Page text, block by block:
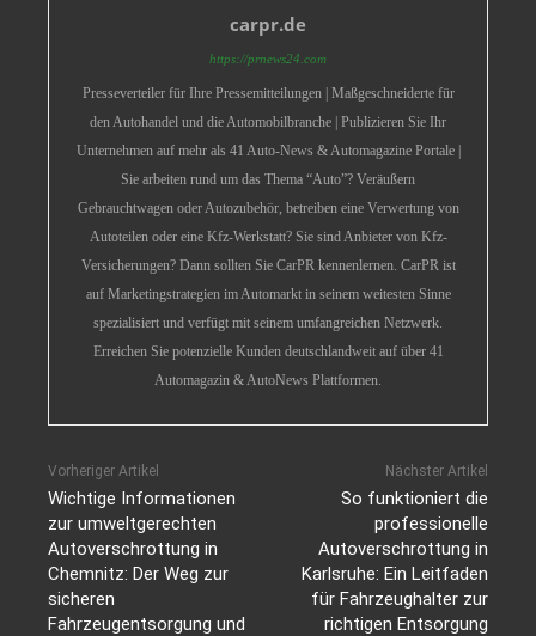
carpr.de
https://prnews24.com
Presseverteiler für Ihre Pressemitteilungen | Maßgeschneiderte für
den Autohandel und die Automobilbranche | Publizieren Sie Ihr
Unternehmen auf mehr als 41 Auto-News & Automagazine Portale |
Sie arbeiten rund um das Thema “Auto”? Veräußern
Gebrauchtwagen oder Autozubehör, betreiben eine Verwertung von
Autoteilen oder eine Kfz-Werkstatt? Sie sind Anbieter von Kfz-
Versicherungen? Dann sollten Sie CarPR kennenlernen. CarPR ist
auf Marketingstrategien im Automarkt in seinem weitesten Sinne
spezialisiert und verfügt mit seinem umfangreichen Netzwerk.
Erreichen Sie potenzielle Kunden deutschlandweit auf über 41
Automagazin & AutoNews Plattformen.
Vorheriger Artikel
Wichtige Informationen
zur umweltgerechten
Autoverschrottung in
Chemnitz: Der Weg zur
sicheren
Fahrzeugentsorgung und
Nächster Artikel
So funktioniert die
professionelle
Autoverschrottung in
Karlsruhe: Ein Leitfaden
für Fahrzeughalter zur
richtigen Entsorgung